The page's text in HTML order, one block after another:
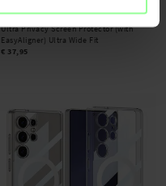
PanzerGlass -Samsung Galaxy S25
Ultra Privacy Screen Protector (with
EasyAligner) Ultra Wide Fit
€ 37,95